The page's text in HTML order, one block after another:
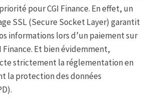
pour CGI Finance. En effet, un
SSL (Secure Socket Layer) garantit
informations lors d’un paiement sur
Finance. Et bien évidemment,
strictement la réglementation en
la protection des données